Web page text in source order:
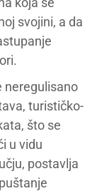
svojini, a da
neregulisano
turističko-
što se
u vidu
postavlja